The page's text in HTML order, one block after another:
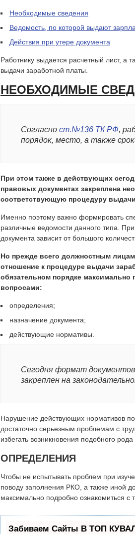
Необходимые сведения
Ведомость, по которой выдают
Действия при утере документа
Работнику выдается расчетный лист, а
выдачи заработной платы.
НЕОБХОДИМЫЕ
Согласно ст.№136 ТК РФ,
порядок, место, а также
При этом также в действующих
правовых документах закреплена
соответствующую процедуру
Именно поэтому важно формировать
различные ведомости данного типа.
документа зависит от большого
Но прежде всего должностным
отношение к процедуре выдачи
обязательном порядке
вопросами:
определения;
назначение документа;
действующие нормативы.
Сегодня формат
закреплен на
Нарушение действующих нормативов
достаточно серьезным проблемам с
избегать возникновения подобного рода
ОПРЕДЕЛЕНИЯ
Чтобы не испытывать проблем при
поводу заполнения РКО, а также иной
максимально подробно ознакомиться с
Забиваем Сайты В ТОП